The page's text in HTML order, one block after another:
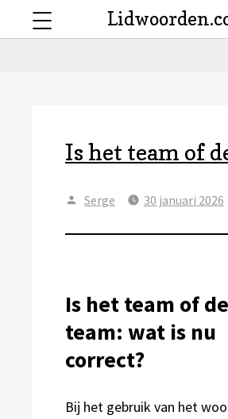
Is het team of
Author
Serge
Posted
30 januari 2026
Is het team of de
team: wat is nu
correct?
Bij het gebruik van het